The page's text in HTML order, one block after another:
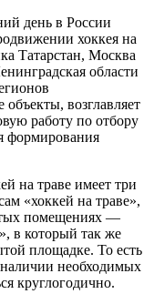
день в России
хоккея на
Татарстан, Москва
области
возглавляет
работу по отбору
формирования
на траве имеет три
«хоккей на траве»,
помещениях —
в который так же
площадке. То есть
необходимых
круглогодично.